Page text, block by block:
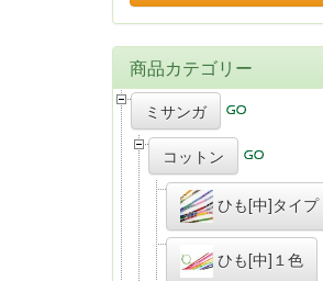
商品カテゴリー
ミサンガ
コットン
ひも[中]タイプ
ひも[中]１色